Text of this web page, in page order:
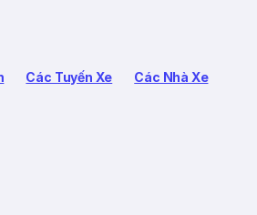
Các Tuyến Xe Các Nhà Xe